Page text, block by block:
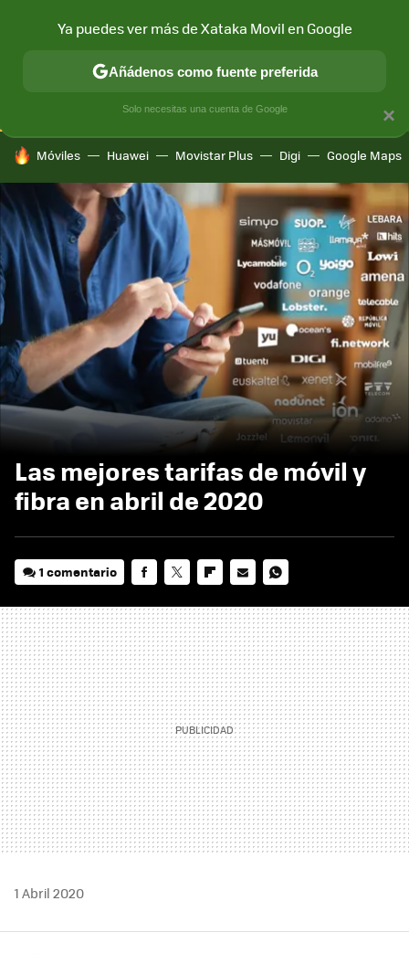
CONECTIVIDAD MÓVIL Y SOCIEDAD APLICACIONES
HOY SE HABLA DE
Móviles Huawei Movistar Plus Digi Google Maps
Las mejores tarifas de móvil y
fibra en abril de 2020
1 comentario
MAIL
1 Abril 2020
×
Ya puedes ver más de Xataka Movil en Google
Añádenos como fuente preferida
Solo necesitas una cuenta de Google